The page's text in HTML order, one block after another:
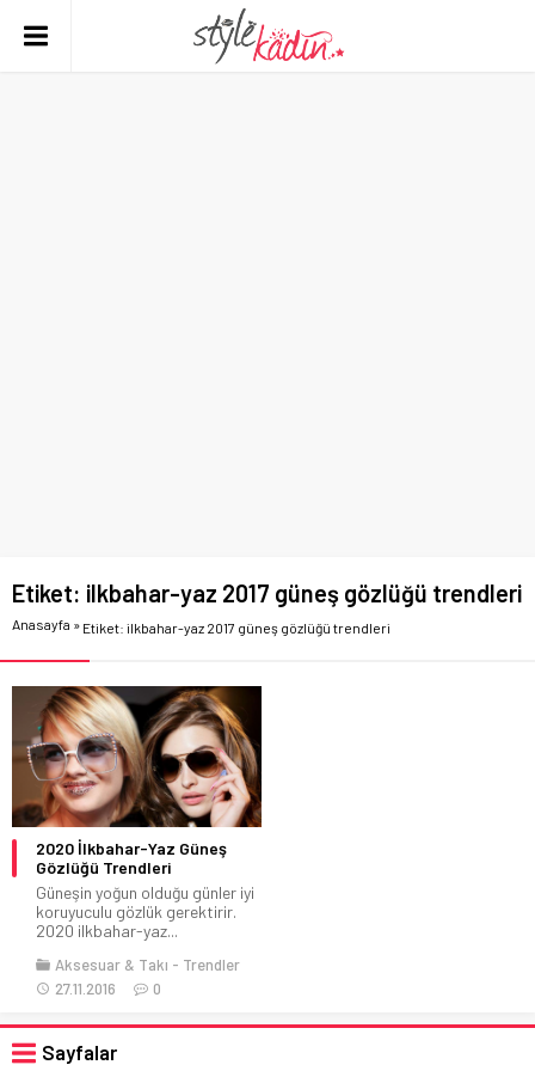
Etiket: ilkbahar-yaz 2017 güneş gözlüğü trendleri
Anasayfa » Etiket: ilkbahar-yaz 2017 güneş gözlüğü trendleri
2020 İlkbahar-Yaz Güneş
Gözlüğü Trendleri
Güneşin yoğun olduğu günler iyi
koruyuculu gözlük gerektirir.
2020 ilkbahar-yaz...
Aksesuar & Takı
Trendler
27.11.2016
0
Sayfalar